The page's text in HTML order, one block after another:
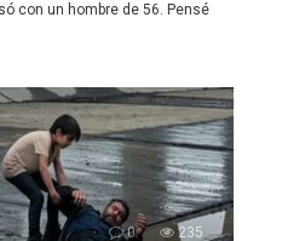
con un hombre de 56. Pensé
0 235